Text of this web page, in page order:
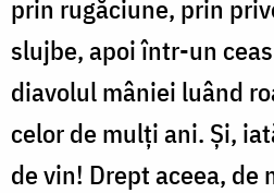
prin rugăciune, prin
slujbe, apoi într-un
diavolul mâniei luând
celor de mulţi ani. Şi,
de vin! Drept aceea, de